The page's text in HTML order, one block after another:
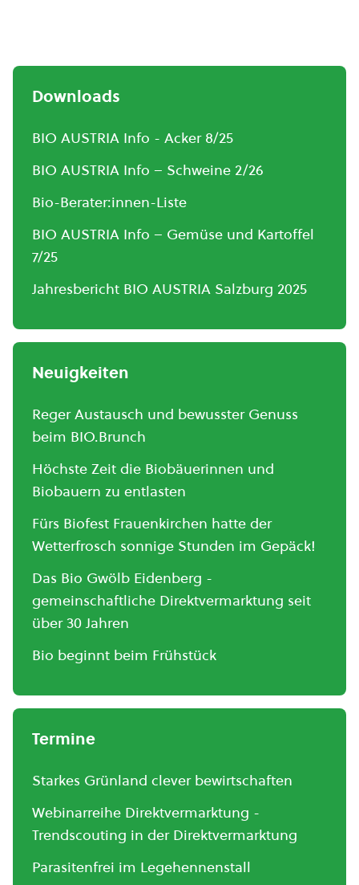
Downloads
BIO AUSTRIA Info - Acker 8/25
BIO AUSTRIA Info – Schweine 2/26
Bio-Berater:innen-Liste
BIO AUSTRIA Info – Gemüse und Kartoffel
7/25
Jahresbericht BIO AUSTRIA Salzburg 2025
Neuigkeiten
Reger Austausch und bewusster Genuss
beim BIO.Brunch
Höchste Zeit die Biobäuerinnen und
Biobauern zu entlasten
Fürs Biofest Frauenkirchen hatte der
Wetterfrosch sonnige Stunden im Gepäck!
Das Bio Gwölb Eidenberg -
gemeinschaftliche Direktvermarktung seit
über 30 Jahren
Bio beginnt beim Frühstück
Termine
Starkes Grünland clever bewirtschaften
Webinarreihe Direktvermarktung -
Trendscouting in der Direktvermarktung
Parasitenfrei im Legehennenstall